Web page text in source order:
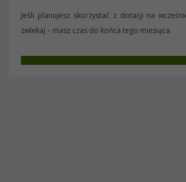
Jeśli planujesz skorzystać z dotacji na
zwlekaj – masz czas do końca tego miesiąca.